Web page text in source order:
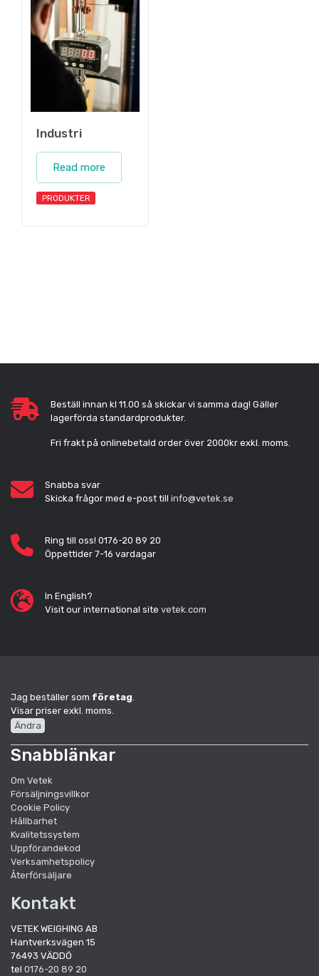
Industri
Read more
PRODUKTER
Beställ innan kl 11.00 så skickar vi samma dag! Gäller
lagerförda standardprodukter.
Fri frakt på onlinebetald order över 2000kr exkl. moms.
Snabba svar
Skicka frågor med e-post till info@vetek.se
Ring till oss! 0176-20 89 20
Öppettider 7-16 vardagar
In English?
Visit our international site vetek.com
Jag beställer som företag.
Visar priser exkl. moms.
Ändra
Snabblänkar
Om Vetek
Försäljningsvillkor
Cookie Policy
Hållbarhet
Kvalitetssystem
Uppförandekod
Verksamhetspolicy
Återförsäljare
Kontakt
VETEK WEIGHING AB
Hantverksvägen 15
76493 VÄDDÖ
tel 0176-20 89 20